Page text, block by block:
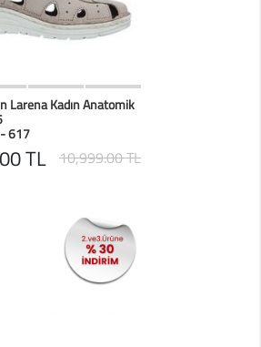
Favorilerim
Larena Kadın Anatomik
617
TL 10,999.00 TL